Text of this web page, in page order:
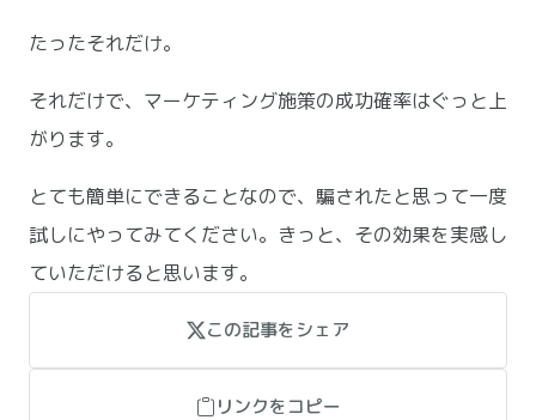
たったそれだけ。
それだけで、マーケティング施策の成功確率はぐっと上
がります。
とても簡単にできることなので、騙されたと思って一度
試しにやってみてください。きっと、その効果を実感し
ていただけると思います。
この記事をシェア
この記事をシェア
リンクをコピー
リンクをコピー